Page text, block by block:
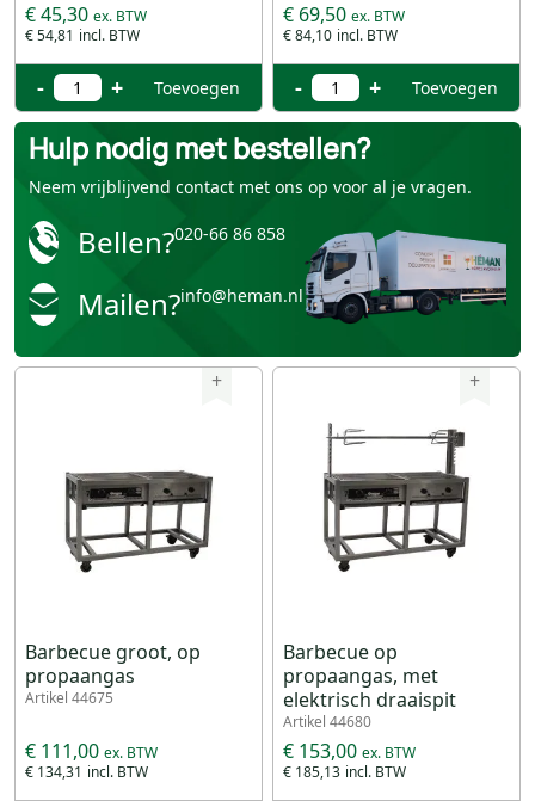
€ 54,81
€ 45,30
- + Toevoegen
€ 84,10
€ 69,50
- + Toevoegen
Hulp nodig met bestellen?
Neem vrijblijvend contact met ons op voor al je vragen.
Bellen?020-66 86 858
Mailen?info@heman.nl
+
Barbecue groot, op
propaangas
Artikel 44675
€ 134,31
€ 111,00
+
Barbecue op
propaangas, met
elektrisch draaispit
Artikel 44680
€ 185,13
€ 153,00